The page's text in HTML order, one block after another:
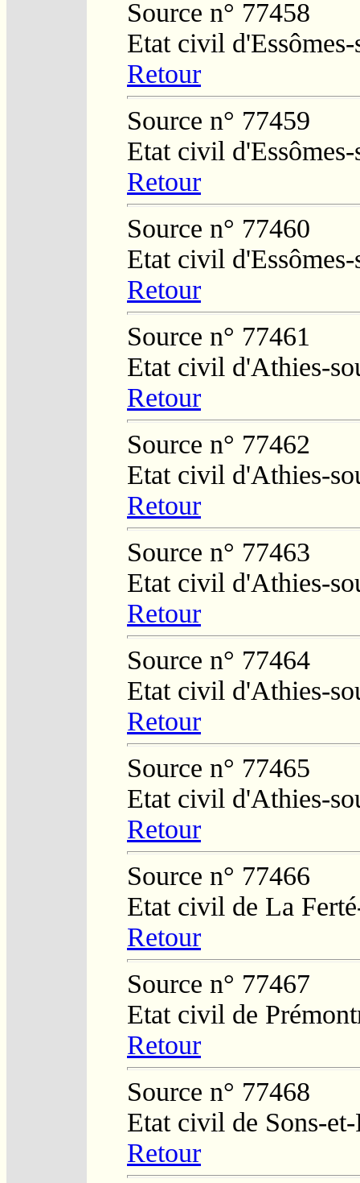
Source n° 77458
Etat civil
Retour
Source n° 77459
Etat civil
Retour
Source n° 77460
Etat civil
Retour
Source n° 77461
Etat civil d'Athies-
Retour
Source n° 77462
Etat civil d'Athies-
Retour
Source n° 77463
Etat civil d'Athies-
Retour
Source n° 77464
Etat civil d'Athies-
Retour
Source n° 77465
Etat civil d'Athies-
Retour
Source n° 77466
Etat civil de La
Retour
Source n° 77467
Etat civil de
Retour
Source n° 77468
Etat civil de Sons-
Retour